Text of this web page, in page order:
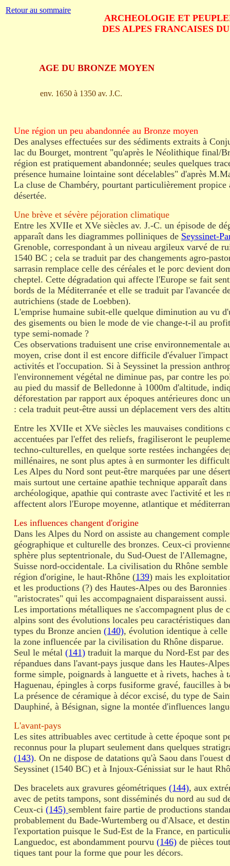
ARCHEOLOGIE ET
DES ALPES FRANCAISES
AGE DU BRONZE MOYEN
Une région un peu abandonnée au Bronze moyen
Des analyses effectuées sur des sédiments extraits à
lac du Bourget, montrent "qu'après le Néolithique final/
région est pratiquement abandonnée; seules quelques
présence humaine lointaine sont décelables" d'après
La cluse de Chambéry, pourtant particulièrement propice
désertée.
Une brève et sévère péjoration climatique
Entre les XVIIe et XVe siècles av. J.-C. un épisode de
apparaît dans les diagrammes polliniques de Seyssinet-
Grenoble, correspondant à un niveau argileux varvé de
1540 BC ; cela se traduit par des changements agro-
sarrasin remplace celle des céréales et le porc devient
cheptel. Cette dégradation qui affecte l'Europe se fait
bords de la Méditerranée et elle se traduit par l'avancée
autrichiens (stade de Loebben).
L'emprise humaine subit-elle quelque diminution au vu
des gisements ou bien le mode de vie change-t-il au
type semi-nomade ?
Ces observations traduisent une crise environnementale
moyen, crise dont il est encore difficile d'évaluer l'impact
activités et l'occupation. Si à Seyssinet la pression
l'environnement végétal ne diminue pas, par contre les
au pied du massif de Belledonne à 1000m d'altitude,
déforestation par rapport aux époques antérieures donc
: cela traduit peut-être aussi un déplacement vers des
Entre les XVIIe et XVe siècles les mauvaises conditions
accentuées par l'effet des reliefs, fragiliseront le
techno-culturelles, en quelque sorte restées inchangées
millénaires, ne sont plus aptes à en surmonter les
Les Alpes du Nord sont peut-être marquées par une
mais surtout une certaine apathie technique apparaît
archéologique, apathie qui contraste avec l'activité et les
affectent alors l'Europe moyenne, atlantique et
Les influences changent d'origine
Dans les Alpes du Nord on assiste au changement
géographique et culturelle des bronzes. Ceux-ci
sphère plus septentrionale, du Sud-Ouest de
Suisse nord-occidentale. La civilisation du Rhône
région d'origine, le haut-Rhône (139) mais les
et les productions (?) des Hautes-Alpes ou des Baronnies
"aristocrates" qui les accompagnaient disparaissent aussi.
Les importations métalliques ne s'accompagnent plus de
alpins sont des évolutions locales peu caractéristiques
types du Bronze ancien (140), évolution identique à celle
la zone influencée par la civilisation du Rhône disparue.
Seul le métal (141) traduit la marque du Nord-Est par
répandues dans l'avant-pays jusque dans les Hautes-
forme simple, poignards à languette et à rivets, haches à
Haguenau, épingles à corps fusiforme gravé, faucilles à
La présence de céramique à décor excisé, du type de
Dauphiné, à Bésignan, signe la montée d'influences
L'avant-pays
Les sites attribuables avec certitude à cette époque sont
reconnus pour la plupart seulement dans quelques
(143). On ne dispose de datations qu'à Saou dans
Seyssinet (1540 BC) et à Injoux-Génissiat sur le haut
Des bracelets aux gravures géométriques (144), aux
avec de petits tampons, sont disséminés du nord au sud
Ceux-ci (145) semblent faire partie de productions
probablement du Bade-Wurtemberg ou d'Alsace, et
l'exportation puisque le Sud-Est de la France, en
Languedoc, est abondamment pourvu (146) de pièces
tiques tant pour la forme que pour les décors.
Retour au sommaire
env. 1650 à 1350 av. J.C.